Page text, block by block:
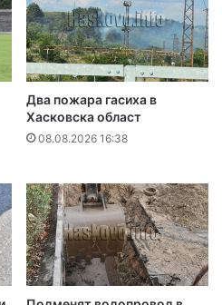
Два пожара гасиха в
Хасковска област
08.08.2026 16:38